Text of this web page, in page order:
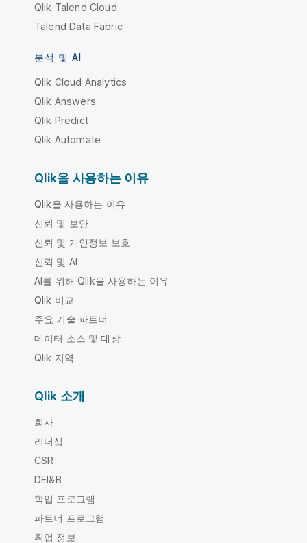
Qlik Talend Cloud
Talend Data Fabric
분석 및 AI
Qlik Cloud Analytics
Qlik Answers
Qlik Predict
Qlik Automate
Qlik을 사용하는 이유
Qlik을 사용하는 이유
신뢰 및 보안
신뢰 및 개인정보 보호
신뢰 및 AI
AI를 위해 Qlik을 사용하는 이유
Qlik 비교
주요 기술 파트너
데이터 소스 및 대상
Qlik 지역
Qlik 소개
회사
리더십
CSR
DEI&B
학업 프로그램
파트너 프로그램
취업 정보